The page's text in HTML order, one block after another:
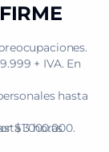
+ IVA. En
hasta
$1.000.000.
3 horas